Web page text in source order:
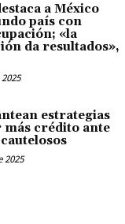
a México
país con
«la
da resultados»,
estrategias
crédito ante
2025